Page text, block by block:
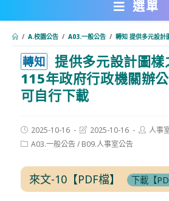
選單
/ A.校園公告 / A03.一般公告 / 轉知 提供多元設計
轉知
提供多元設計圖
115年政府行政機關辦
可自行下載
Post
published:
2025-10-16
Post
modified:
2025-10-16
Post人事
PostA03.一般公告/ B09.人事室公告
來文-10【PDF檔】 下載【